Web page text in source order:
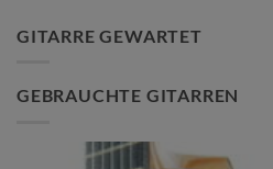
GITARRE GEWARTET
GEBRAUCHTE GITARREN